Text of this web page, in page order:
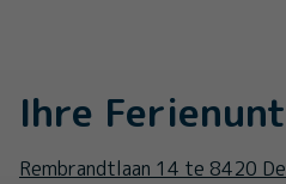
Ihre
Rembrandtlaan 14 te 8420 De